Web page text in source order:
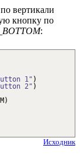
вертикали
кнопку по
:
1" )
2" )
)
Исходник